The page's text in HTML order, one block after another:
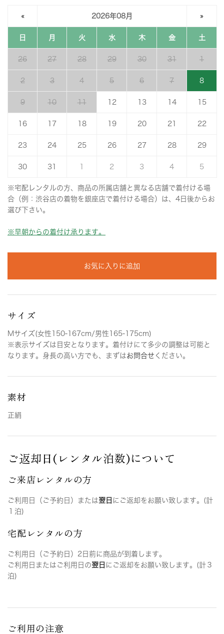
« 2026年08月 »
日 月 火 水 木 金 土
26 27 28 29 30 31 1
2 3 4 5 6 7 8
9 10 11 12 13 14 15
16 17 18 19 20 21 22
23 24 25 26 27 28 29
30 31 1 2 3 4 5
※宅配レンタルの方、商品の所属店舗と異なる店舗で着付ける場
合（例：渋谷店の着物を銀座店で着付ける場合）は、4日後からお
選び下さい。
※早朝からの着付け承ります。
お気に入りに追加
サイズ
Mサイズ(女性150-167cm/男性165-175cm)
※表示サイズは目安となります。着付けにて多少の調整は可能と
なります。身長の高い方でも、まずはお問合せ ください。
素材
正絹
ご返却日(レンタル泊数)について
ご来店レンタルの方
ご利用日（ご予約日）または翌日 にご返却をお願い致します。(計
１泊)
宅配レンタルの方
ご利用日（ご予約日）2日前に商品が到着します。
ご利用日またはご利用日の翌日 にご返却をお願い致します。(計３
泊)
ご利用の注意